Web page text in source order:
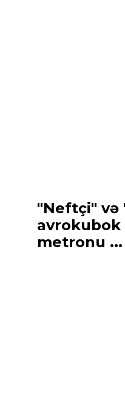
"Neftçi" və
avrokubok
metronu ...